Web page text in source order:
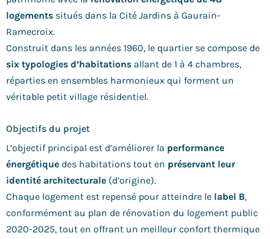
logements situés dans la Cité Jardins à Gaurain-
Ramecroix.
Construit dans les années 1960, le quartier se compose de
six typologies d’habitations allant de 1 à 4 chambres,
réparties en ensembles harmonieux qui forment un
véritable petit village résidentiel.
Objectifs du projet
L’objectif principal est d’améliorer la performance
énergétique des habitations tout en préservant leur
identité architecturale (d’origine).
Chaque logement est repensé pour atteindre le label B,
conformément au plan de rénovation du logement public
2020-2025, tout en offrant un meilleur confort thermique